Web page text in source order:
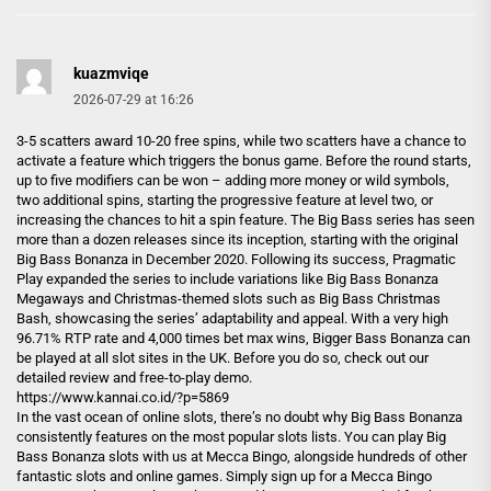
kuazmviqe
2026-07-29 at 16:26
3-5 scatters award 10-20 free spins, while two scatters have a chance to
activate a feature which triggers the bonus game. Before the round starts,
up to five modifiers can be won – adding more money or wild symbols,
two additional spins, starting the progressive feature at level two, or
increasing the chances to hit a spin feature. The Big Bass series has seen
more than a dozen releases since its inception, starting with the original
Big Bass Bonanza in December 2020. Following its success, Pragmatic
Play expanded the series to include variations like Big Bass Bonanza
Megaways and Christmas-themed slots such as Big Bass Christmas
Bash, showcasing the series’ adaptability and appeal. With a very high
96.71% RTP rate and 4,000 times bet max wins, Bigger Bass Bonanza can
be played at all slot sites in the UK. Before you do so, check out our
detailed review and free-to-play demo.
https://www.kannai.co.id/?p=5869
In the vast ocean of online slots, there’s no doubt why Big Bass Bonanza
consistently features on the most popular slots lists. You can play Big
Bass Bonanza slots with us at Mecca Bingo, alongside hundreds of other
fantastic slots and online games. Simply sign up for a Mecca Bingo